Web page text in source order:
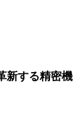
新する精密機